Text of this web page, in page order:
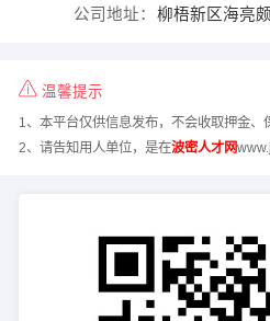
公司地址： 柳梧新区海亮
温馨提示
1、本平台仅供信息发布，不会收取押金、
2、请告知用人单位，是在波密人才网